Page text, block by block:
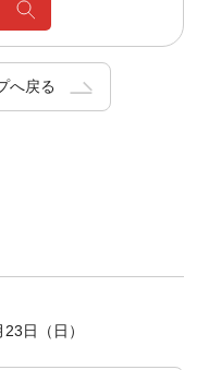
へ戻る
日（日）